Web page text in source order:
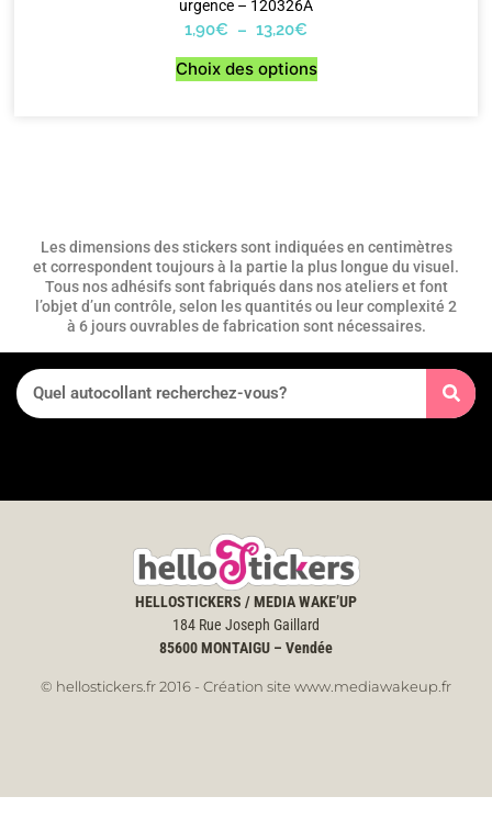
urgence – 120326A
1,90€ – 13,20€
Choix des options
Les dimensions des stickers sont indiquées en centimètres
et correspondent toujours à la partie la plus longue du visuel.
Tous nos adhésifs sont fabriqués dans nos ateliers et font
l’objet d’un contrôle, selon les quantités ou leur complexité 2
à 6 jours ouvrables de fabrication sont nécessaires.
HELLOSTICKERS / MEDIA WAKE’UP
184 Rue Joseph Gaillard
85600MONTAIGU – Vendée
© hellostickers.fr 2016 - Création site www.mediawakeup.fr